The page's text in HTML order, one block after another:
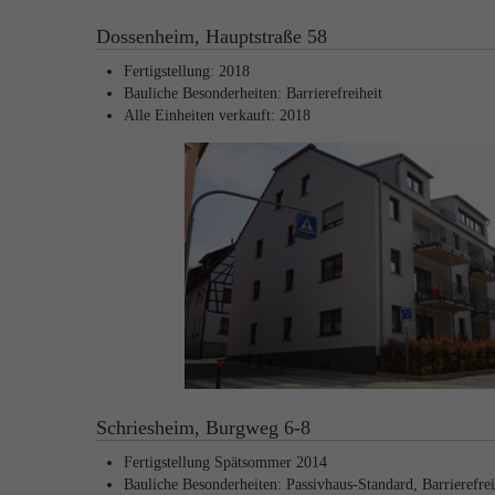
Dossenheim, Hauptstraße 58
Fertigstellung: 2018
Bauliche Besonderheiten: Barrierefreiheit
Alle Einheiten verkauft: 2018
Schriesheim, Burgweg 6-8
Fertigstellung Spätsommer 2014
Bauliche Besonderheiten: Passivhaus-Standard,